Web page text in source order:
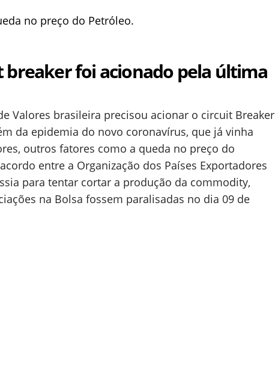
no preço do Petróleo.
breaker foi acionado pela última
Valores brasileira precisou acionar o circuit Breaker
da epidemia do novo coronavírus, que já vinha
outros fatores como a queda no preço do
entre a Organização dos Países Exportadores
para tentar cortar a produção da commodity,
na Bolsa fossem paralisadas no dia 09 de